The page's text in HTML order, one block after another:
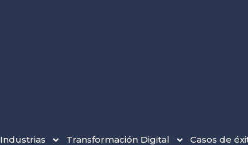
Industrias Transformación Digital Casos de